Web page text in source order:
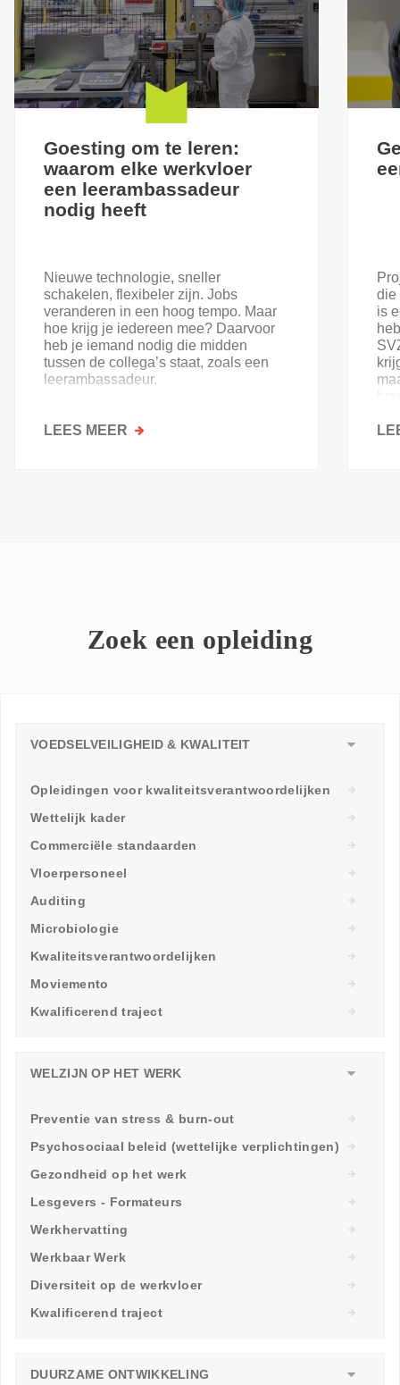
Goesting om te leren:
waarom elke werkvloer
een leerambassadeur
nodig heeft
Nieuwe technologie, sneller
schakelen, flexibeler zijn. Jobs
veranderen in een hoog tempo. Maar
hoe krijg je iedereen mee? Daarvoor
heb je iemand nodig die midden
tussen de collega’s staat, zoals een
leerambassadeur.
LEES MEER OVER
NODIG
die
is
Zoek een opleiding
VOEDSELVEILIGHEID & KWALITEIT
Opleidingen voor kwaliteitsverantwoordelijken
Wettelijk kader
Commerciële standaarden
Vloerpersoneel
Auditing
Microbiologie
Kwaliteitsverantwoordelijken
Moviemento
Kwalificerend traject
WELZIJN OP HET WERK
Preventie van stress & burn-out
Psychosociaal beleid (wettelijke verplichtingen)
Gezondheid op het werk
Lesgevers - Formateurs
Werkhervatting
Werkbaar Werk
Diversiteit op de werkvloer
Kwalificerend traject
DUURZAME ONTWIKKELING